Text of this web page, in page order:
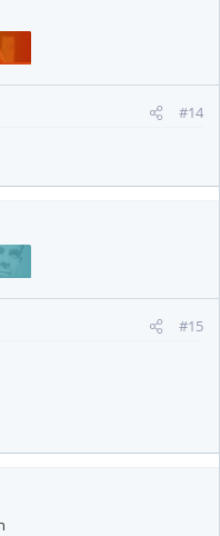
#14
#15